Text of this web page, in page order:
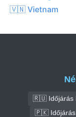
🇻🇳 Vietnam
🇷🇺 Időjárás
🇵🇰 Időjárás